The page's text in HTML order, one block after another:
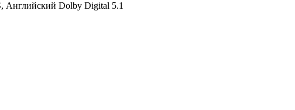
Английский Dolby Digital 5.1